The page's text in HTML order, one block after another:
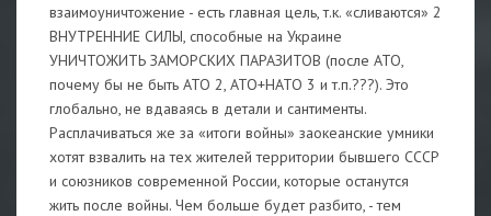
взаимоуничтожение - есть главная цель, т.к. «сливаются» 2
ВНУТРЕННИЕ СИЛЫ, способные на Украине
УНИЧТОЖИТЬ ЗАМОРСКИХ ПАРАЗИТОВ (после АТО,
почему бы не быть АТО 2, АТО+НАТО 3 и т.п.???). Это
глобально, не вдаваясь в детали и сантименты.
Расплачиваться же за «итоги войны» заокеанские умники
хотят взвалить на тех жителей территории бывшего СССР
и союзников современной России, которые останутся
жить после войны. Чем больше будет разбито, - тем